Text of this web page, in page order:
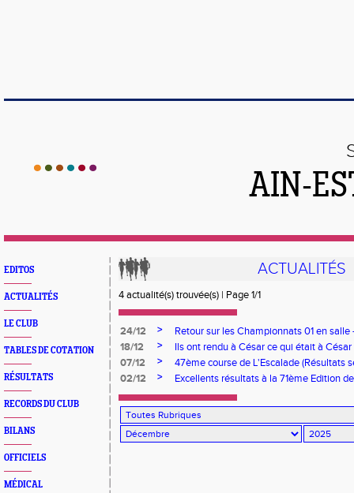
AIN-
EDITOS
ACTUALITÉS
LE CLUB
TABLES DE COTATION
RÉSULTATS
RECORDS DU CLUB
BILANS
OFFICIELS
MÉDICAL
ACTUALITÉS
4 actualité(s) trouvée(s) | Page 1/1
24/12 >
Retour sur les Championnats 01 en salle
18/12
>
Ils ont rendu à César ce qui était à César
07/12
>
47ème course de L'Escalade (Résultats
02/12
> Excellents résultats à la 71ème Edition